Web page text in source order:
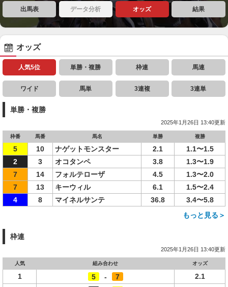
出馬表 データ分析 オッズ 結果
オッズ
人気5位 単勝・複勝 枠連 馬連
ワイド 馬単 3連複 3連単
単勝・複勝
2025年1月26日 13:40更新
枠番 馬番 馬名 単勝 複勝
5 10 ナゲットモンスター 2.1
1.1〜1.5
2
3 オコタンペ 3.8
1.3〜1.9
7
14 フォルテローザ 4.5
1.3〜2.0
7
13 キーウィル 6.1
1.5〜2.4
4
8 マイネルサンテ 36.8
3.4〜5.8
もっと見る＞
枠連
2025年1月26日 13:40更新
人気 組み合わせ オッズ
1 5 - 7
2.1